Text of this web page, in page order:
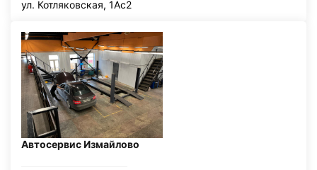
ул. Котляковская, 1Ас2
Автосервис Измайлово